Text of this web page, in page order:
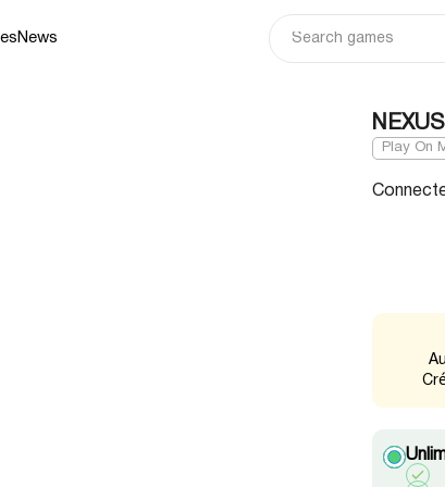
News
Play On